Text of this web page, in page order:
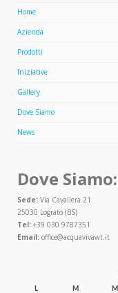
Home
Azienda
Prodotti
Iniziative
Gallery
Dove Siamo
News
Dove Siamo:
Sede:Via Cavallera 21
25030 Lograto (BS)
Tel:+39 030 9787351
Email:office@acquavivawt.it
L M M